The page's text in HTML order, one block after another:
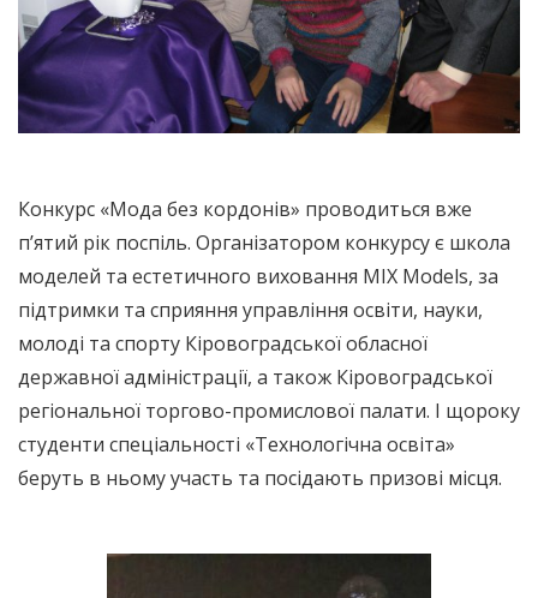
Конкурс «Мода без кордонів» проводиться вже
п’ятий рік поспіль. Організатором конкурсу є школа
моделей та естетичного виховання MIX Models, за
підтримки та сприяння управління освіти, науки,
молоді та спорту Кіровоградської обласної
державної адміністрації, а також Кіровоградської
регіональної торгово-промислової палати. І щороку
студенти спеціальності «Технологічна освіта»
беруть в ньому участь та посідають призові місця.